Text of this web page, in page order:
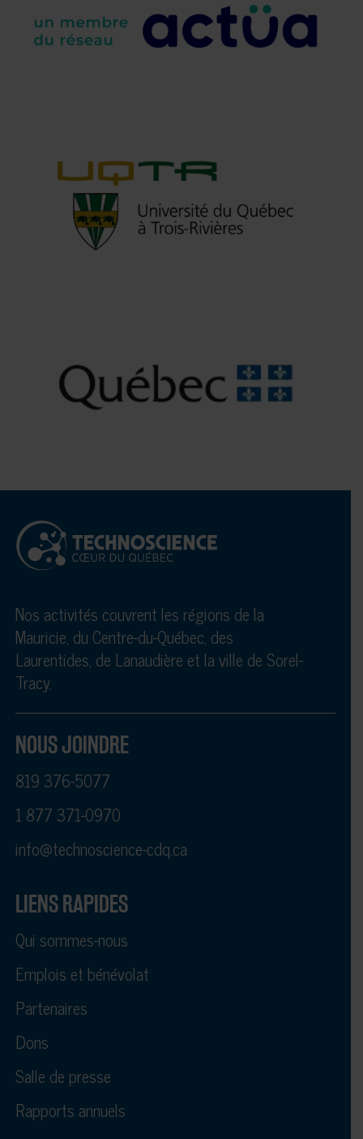
Nos activités couvrent les régions de la
Mauricie, du Centre-du-Québec, des
Laurentides, de Lanaudière et la ville de Sorel-
Tracy.
NOUS JOINDRE
819 376-5077
1 877 371-0970
info@technoscience-cdq.ca
LIENS RAPIDES
Qui sommes-nous
Emplois et bénévolat
Partenaires
Dons
Salle de presse
Rapports annuels